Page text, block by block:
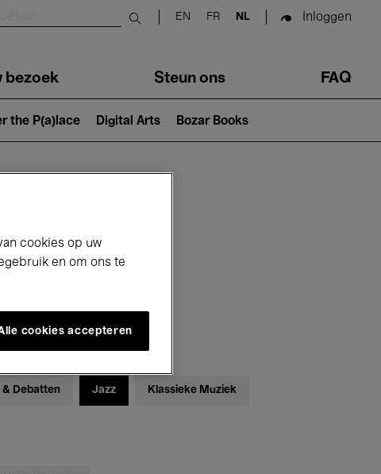
Submit search
EN FR NL Inloggen
bezoek Steun ons FAQ
the P(a)lace Digital Arts Bozar Books
& Debatten Jazz Klassieke Muziek
cookies op uw
en om ons te
cookies accepteren